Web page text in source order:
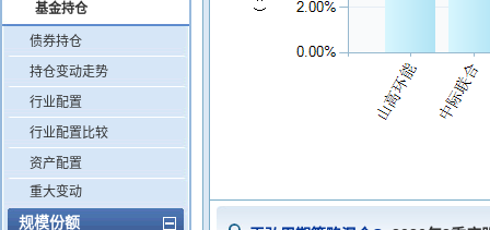
基金持仓
债券持仓
持仓变动走势
行业配置
行业配置比较
资产配置
重大变动
规模份额